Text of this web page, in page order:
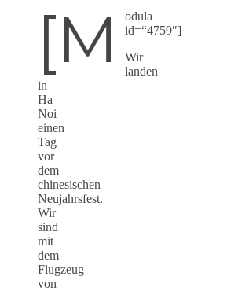
[m
odula
id=“4759″]
Wir
landen
in
Ha
Noi
einen
Tag
vor
dem
chinesischen
Neujahrsfest.
Wir
sind
mit
dem
Flugzeug
von